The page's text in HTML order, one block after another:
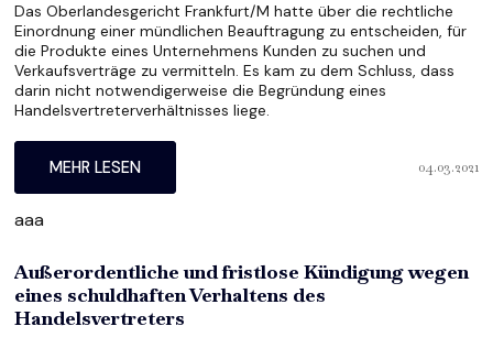
Das Oberlandesgericht Frankfurt/M hatte über die rechtliche
Einordnung einer mündlichen Beauftragung zu entscheiden, für
die Produkte eines Unternehmens Kunden zu suchen und
Verkaufsverträge zu vermitteln. Es kam zu dem Schluss, dass
darin nicht notwendigerweise die Begründung eines
Handelsvertreterverhältnisses liege.
MEHR LESEN 04.03.2021
aaa
Außerordentliche und fristlose Kündigung wegen
eines schuldhaften Verhaltens des
Handelsvertreters